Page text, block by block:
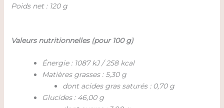
Poids net : 120 g
Valeurs nutritionnelles (pour 100 g)
Énergie : 1087 kJ / 258 kcal
Matières grasses : 5,30 g
dont acides gras saturés : 0,70 g
Glucides : 46,00 g